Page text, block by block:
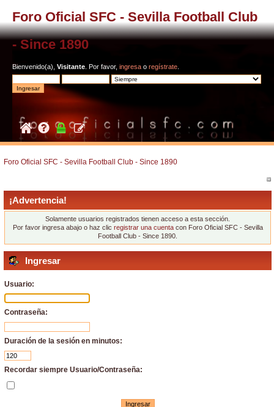
Foro Oficial SFC - Sevilla Football Club
- Since 1890
Bienvenido(a), Visitante . Por favor, ingresa o regístrate
Foro Oficial SFC - Sevilla Football Club - Since 1890
¡Advertencia!
Solamente usuarios registrados tienen acceso a esta sección.
Por favor ingresa abajo o haz clic registrar una cuentacon Foro Oficial SFC - Sevilla
Football Club - Since 1890.
Ingresar
Usuario:
Contraseña:
Duración de la sesión en minutos:
Recordar siempre Usuario/Contraseña: